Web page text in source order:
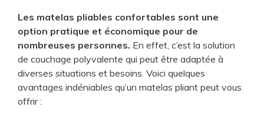
Les matelas pliables confortables sont une
option pratique et économique pour de
nombreuses personnes. En effet, c’est la solution
de couchage polyvalente qui peut être adaptée à
diverses situations et besoins. Voici quelques
avantages indéniables qu’un matelas pliant peut vous
offrir :